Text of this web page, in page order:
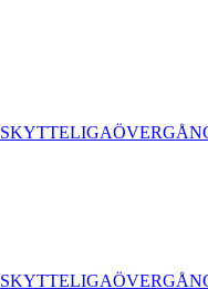
SKYTTELIGA
SKYTTELIGA